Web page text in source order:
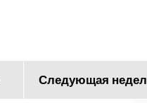
Следующая